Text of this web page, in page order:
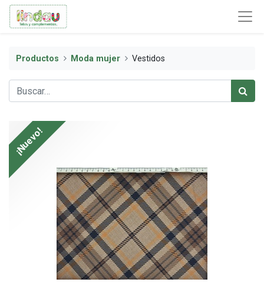
Productos Moda mujer Vestidos
¡Nuevo!